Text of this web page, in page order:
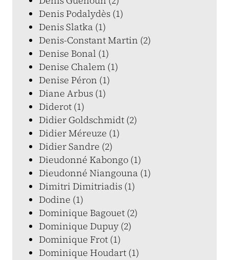
Denis Podalydès (1)
Denis Slatka (1)
Denis-Constant Martin (2)
Denise Bonal (1)
Denise Chalem (1)
Denise Péron (1)
Diane Arbus (1)
Diderot (1)
Didier Goldschmidt (2)
Didier Méreuze (1)
Didier Sandre (2)
Dieudonné Kabongo (1)
Dieudonné Niangouna (1)
Dimitri Dimitriadis (1)
Dodine (1)
Dominique Bagouet (2)
Dominique Dupuy (2)
Dominique Frot (1)
Dominique Houdart (1)